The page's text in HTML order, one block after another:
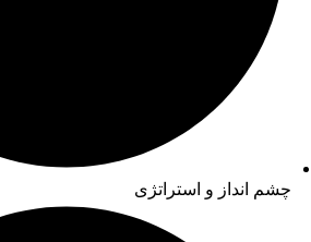
چشم انداز و استراتژی